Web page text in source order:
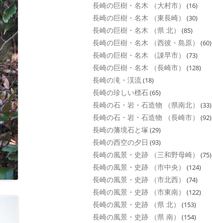
長崎の巨樹・名木 （大村市） (16)
長崎の巨樹・名木 （東長崎） (30)
長崎の巨樹・名木 （県 北） (85)
長崎の巨樹・名木 （西彼・島原） (60)
長崎の巨樹・名木 （諌早市） (73)
長崎の巨樹・名木 （長崎市） (128)
長崎の滝・渓流(18)
長崎の珍しい標石(65)
長崎の石・岩・石造物 （県南北） (33)
長崎の石・岩・石造物 （長崎市） (92)
長崎の藩境石と塚 (29)
長崎の西空の夕日 (93)
長崎の風景・史跡 （三和野母崎） (75)
長崎の風景・史跡 （市中央） (124)
長崎の風景・史跡 （市北西） (74)
長崎の風景・史跡 （市東南） (122)
長崎の風景・史跡 （県 北） (153)
長崎の風景・史跡 （県 南） (154)